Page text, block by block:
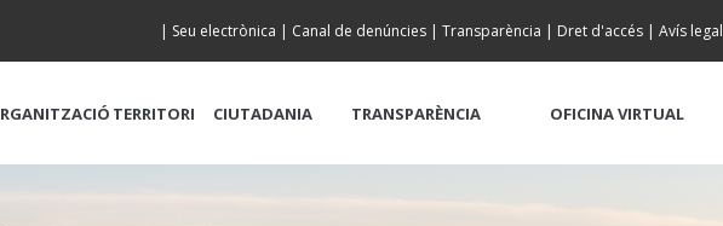
| Seu electrònica | Canal de denúncies | Transparència | Dret d'accés | Avís legal
TERRITORI CIUTADANIA TRANSPARÈNCIA OFICINA VIRTUAL